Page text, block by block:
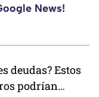
News!
deudas? Estos
podrían